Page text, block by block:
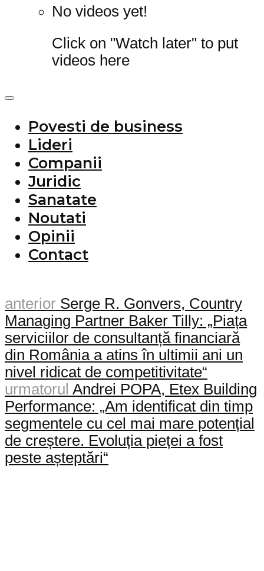
No videos yet!
Click on "Watch later" to put
videos here
Povesti de business
Lideri
Companii
Juridic
Sanatate
Noutati
Opinii
Contact
anterior Serge R. Gonvers, Country
Managing Partner Baker Tilly: „Piața
serviciilor de consultanță financiară
din România a atins în ultimii ani un
nivel ridicat de competitivitate“
urmatorul Andrei POPA, Etex Building
Performance: „Am identificat din timp
segmentele cu cel mai mare potențial
de creștere. Evoluția pieței a fost
peste așteptări“